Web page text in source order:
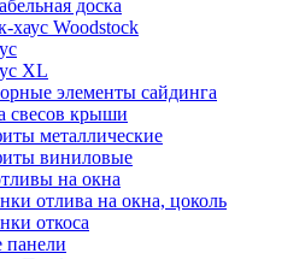
доска
хаус Woodstock
XL
элементы сайдинга
свесов крыши
металлические
виниловые
на окна
отлива на окна, цоколь
откоса
панели